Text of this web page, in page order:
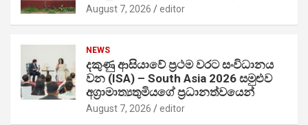
August 7, 2026 editor
NEWS
දකුණු ආසියාවේ ප්‍රථම වරට සංවිධානය
වන (ISA) – South Asia 2026 සමුළුව
අග්‍රාමාත්‍යතුමියගේ ප්‍රධානත්වයෙන්
August 7, 2026 editor